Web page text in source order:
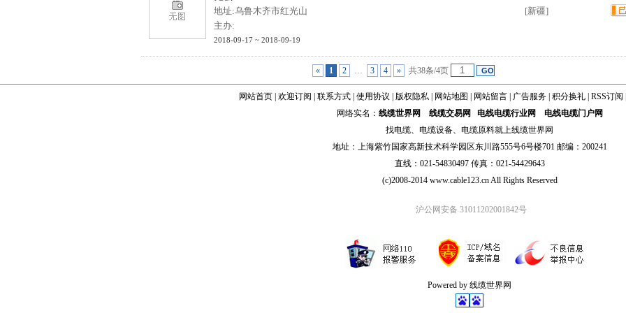
地址:乌鲁木齐市红光山
主办:
2018-09-17 ~ 2018-09-19
[新疆]
« 1 2 … 3 4 » 共38条/4页
网站首页| 欢迎订阅 联系方式| 使用协议 版权隐私| 网站地图 网站留言| 广告服务| 积分换礼| RSS订阅
网络实名： 线缆世界网 线缆交易网 电线电缆行业网
电线电缆门户网
找电缆、 电缆设备、 电缆原料就上线缆世界网
地址：上海紫竹国家高新技术科学园区东川路555号6号楼701 邮编：200241
直线：021-54830497 传真：021-54429643
(c)2008-2014 www.cable123.cn All Rights Reserved
沪公网安备 31011202001842号
Powered by 线缆世界网